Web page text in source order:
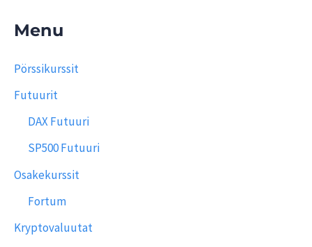
Menu
Pörssikurssit
Futuurit
DAX Futuuri
SP500 Futuuri
Osakekurssit
Fortum
Kryptovaluutat